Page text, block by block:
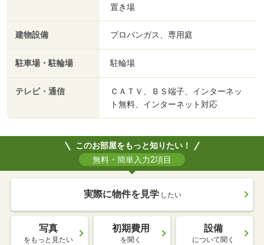
置き場
建物設備 プロパンガス、専用庭
駐車場・駐輪場 駐輪場
テレビ・通信
ＣＡＴＶ、ＢＳ端子、インターネッ
ト無料、インターネット対応
このお部屋をもっと知りたい！
無料・簡単入力2項目
実際に物件を見学 したい
写真
をもっと見たい
初期費用
を聞く
設備
について聞く